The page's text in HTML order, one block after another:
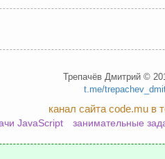
Трепачёв Дмитрий ©
t.me/
канал сайта code.mu в
JavaScript занимательные